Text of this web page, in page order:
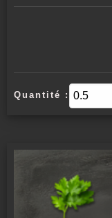
Quantité :